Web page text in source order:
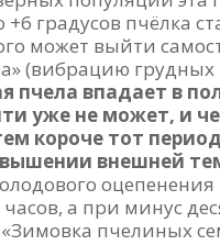
градусов пчёлка
может выйти
(вибрацию
пчела впадает в
уже не может, и
короче тот
внешней
оцепенения
а при минус
«Зимовка пчелиных